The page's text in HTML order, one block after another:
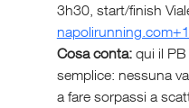
3h30, start/finish
napolirunning.com+1
Cosa conta: qui il PB
semplice: nessuna
a fare sorpassi a